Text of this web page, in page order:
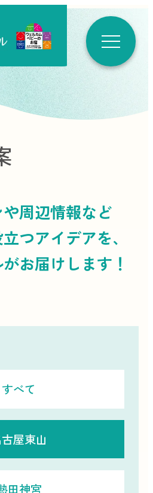
周辺情報など
つアイデアを、
お届けします！
すべて
屋東山
田神宮